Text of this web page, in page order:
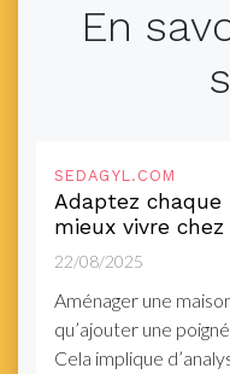
En
SEDAGYL.COM
Adaptez
mieux vivre
22/08/2025
Aménager une
qu’ajouter une
Cela implique